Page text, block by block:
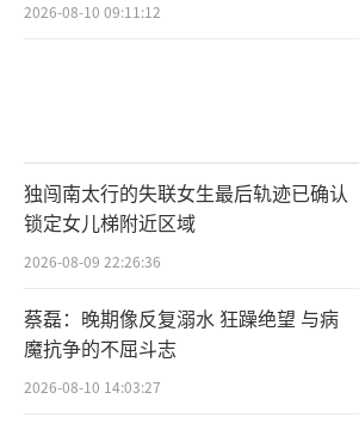
用量暴增的底层逻辑是功
2026-08-10 09:11:12
独闯南太行的失联女生最后轨迹已确认
锁定女儿梯附近区域
2026-08-09 22:26:36
蔡磊：晚期像反复溺水 狂躁绝望 与病
魔抗争的不屈斗志
2026-08-10 14:03:27